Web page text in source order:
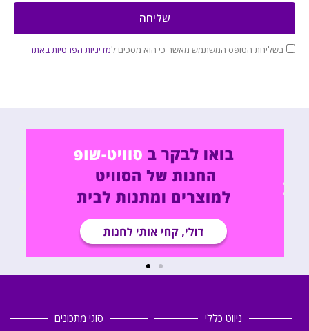
בשליחת הטופס המשתמש מאשר כי הוא מסכים למדיניות הפרטיות באתר
שליחה
ניווט כללי סוגי מתכונים